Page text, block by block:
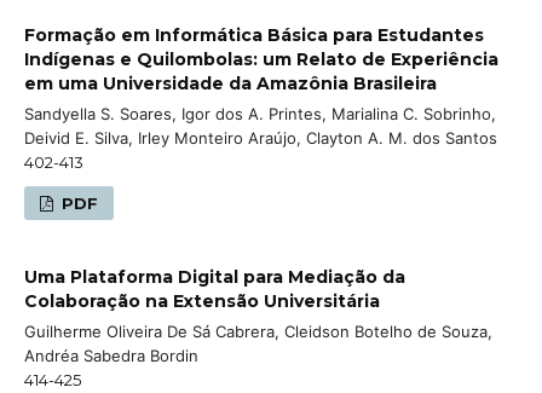
Formação em Informática Básica para Estudantes
Indígenas e Quilombolas: um Relato de Experiência
em uma Universidade da Amazônia Brasileira
Sandyella S. Soares, Igor dos A. Printes, Marialina C. Sobrinho,
Deivid E. Silva, Irley Monteiro Araújo, Clayton A. M. dos Santos
402-413
PDF
Uma Plataforma Digital para Mediação da
Colaboração na Extensão Universitária
Guilherme Oliveira De Sá Cabrera, Cleidson Botelho de Souza,
Andréa Sabedra Bordin
414-425